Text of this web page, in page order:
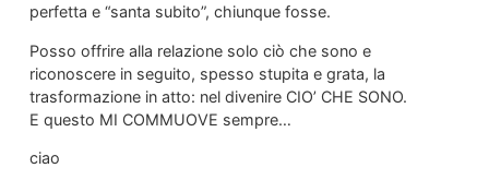
perfetta e “santa subito”, chiunque fosse.
Posso offrire alla relazione solo ciò che sono e
riconoscere in seguito, spesso stupita e grata, la
trasformazione in atto: nel divenire CIO’ CHE SONO.
E questo MI COMMUOVE sempre…
ciao